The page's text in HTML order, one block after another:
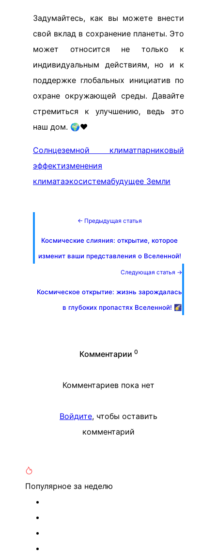
Задумайтесь, как вы можете внести
свой вклад в сохранение планеты. Это
может относится не только к
индивидуальным действиям, но и к
поддержке глобальных инициатив по
охране окружающей среды. Давайте
стремиться к улучшению, ведь это
наш дом. 🌍❤️
Солнцеземной климатпарниковый
эффектизменения
климатаэкосистемабудущее Земли
← Предыдущая статья
Космические слияния: открытие, которое
изменит ваши представления о Вселенной!
Следующая статья →
Космическое открытие: жизнь зарождалась
в глубоких пропастях Вселенной! 🌠
Комментарии 0
Комментариев пока нет
Войдите, чтобы оставить
комментарий
Популярное за неделю